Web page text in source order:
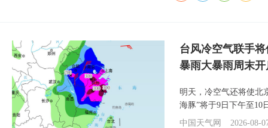
台风冷空气联手
暴雨大暴雨周末开
明天，冷空气还将使北
海豚”将于9日下午至10
中国天气网
2026-08-